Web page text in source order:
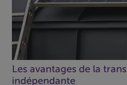
Les avantages de la
indépendante